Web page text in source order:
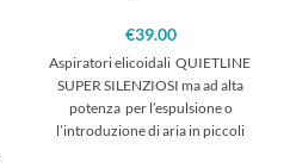
€39.00
Aspiratori elicoidali QUIETLINE
SUPER SILENZIOSI ma ad alta
potenza per l’espulsione o
l’introduzione di aria in piccoli